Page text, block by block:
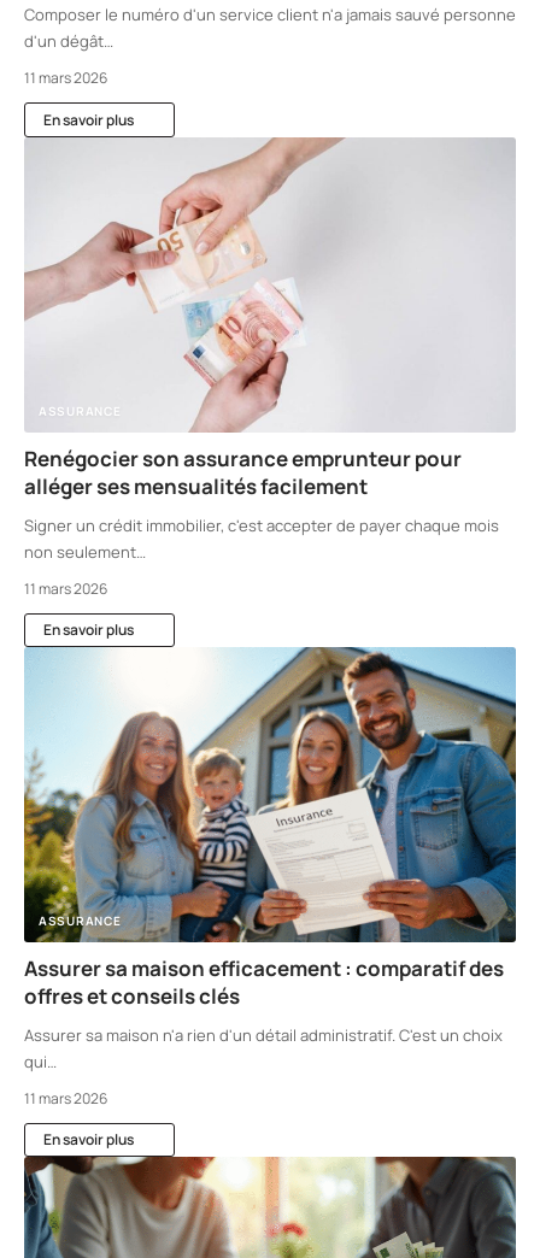
Composer le numéro d'un service client n'a jamais sauvé personne
d'un dégât…
11 mars 2026
En savoir plus
ASSURANCE
Renégocier son assurance emprunteur pour
alléger ses mensualités facilement
Signer un crédit immobilier, c'est accepter de payer chaque mois
non seulement
11 mars 2026
En savoir plus
ASSURANCE
Assurer sa maison efficacement : comparatif des
offres et conseils clés
Assurer sa maison n'a rien d'un détail administratif. C'est un choix
qui…
11 mars 2026
En savoir plus